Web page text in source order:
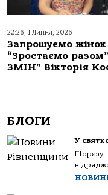
22:26, 1 Липня, 2026
Запрошуємо жінок
“Зростаємо
ЗМІН” Вікторія
БЛОГИ
У
Щоразу